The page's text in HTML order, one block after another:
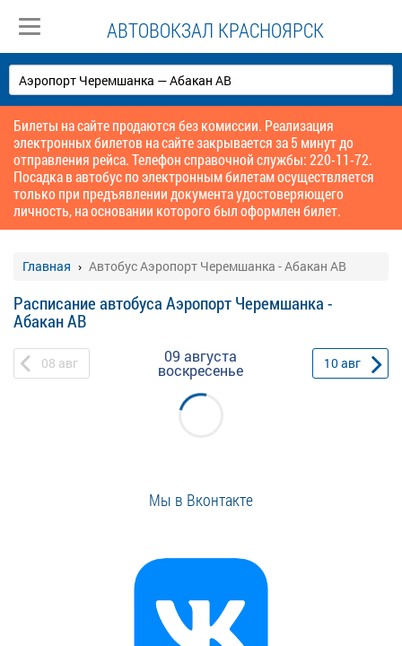
АВТОВОКЗАЛ КРАСНОЯРСК
Билеты на сайте продаются без комиссии. Реализация
электронных билетов на сайте закрывается за 5 минут до
отправления рейса. Телефон справочной службы: 220-11-72.
Посадка в автобус по электронным билетам осуществляется
только при предъявлении документа удостоверяющего
личность, на основании которого был оформлен билет.
Главная Автобус Аэропорт Черемшанка - Абакан АВ
Расписание автобуса Аэропорт Черемшанка -
Абакан АВ
08 авг 09 августа
воскресенье 10авг
Мы в Вконтакте